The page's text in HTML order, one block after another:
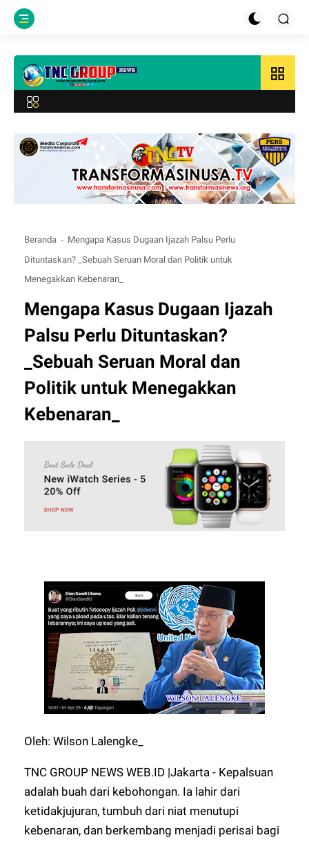
grid_view
Beranda
Mengapa Kasus Dugaan Ijazah Palsu Perlu
Dituntaskan? _Sebuah Seruan Moral dan Politik untuk
Menegakkan Kebenaran_
Mengapa Kasus Dugaan Ijazah
Palsu Perlu Dituntaskan?
_Sebuah Seruan Moral dan
Politik untuk Menegakkan
Kebenaran_
Oleh: Wilson Lalengke_
TNC GROUP NEWS WEB.ID |Jakarta - Kepalsuan
adalah buah dari kebohongan. Ia lahir dari
ketidakjujuran, tumbuh dari niat menutupi
kebenaran, dan berkembang menjadi perisai bagi